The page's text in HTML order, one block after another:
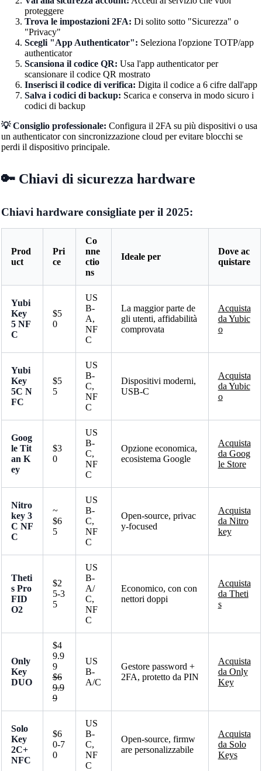
proteggere
Trova le impostazioni 2FA: Di solito sotto "Sicurezza" o
"Privacy"
Scegli "App Authenticator": Seleziona l'opzione TOTP/app
authenticator
Scansiona il codice QR: Usa l'app authenticator per
scansionare il codice QR mostrato
Inserisci il codice di verifica: Digita il codice a 6 cifre dall'app
Salva i codici di backup: Scarica e conserva in modo sicuro i
codici di backup
💡 Consiglio professionale: Configura il 2FA su più dispositivi o usa
un authenticator con sincronizzazione cloud per evitare blocchi se
perdi il dispositivo principale.
🔑 Chiavi di sicurezza hardware
Chiavi hardware consigliate per il 2025:
Prod
uct
Pri
ce
Co
nne
ctio
ns
Ideale per
Dove ac
quistare
Yubi
Key
5 NF
C
$5
0
US
B-
A,
NF
C
La maggior parte de
gli utenti, affidabilità
comprovata
Acquista
da Yubic
o
Yubi
Key
5C N
FC
$5
5
US
B-
C,
NF
C
Dispositivi moderni,
USB-C
Acquista
da Yubic
o
Goog
le Tit
an K
ey
$3
0
US
B-
C,
NF
C
Opzione economica,
ecosistema Google
Acquista
da Goog
le Store
Nitro
key 3
C NF
C
~
$6
5
US
B-
C,
NF
C
Open-source, privac
y-focused
Acquista
da Nitro
key
Theti
s Pro
FID
O2
$2
5-3
5
US
B-
A/
C,
NF
C
Economico, con con
nettori doppi
Acquista
da Theti
s
Only
Key
DUO
$4
9.9
9
$6
9.9
9
US
B-
A/C
Gestore password +
2FA, protetto da PIN
Acquista
da Only
Key
Solo
Key
2C+
NFC
$6
0-7
0
US
B-
C,
NF
C
Open-source, firmw
are personalizzabile
Acquista
da Solo
Keys